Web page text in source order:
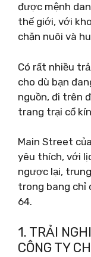
được mệnh
thế giới, với
chăn nuôi và
Có rất nhiều
cho dù bạn
nguồn, đi trên
trang trại cổ
Main Street
yêu thích, với
ngược lại,
trong bang chỉ
64.
1. TRẢI
CÔNG TY